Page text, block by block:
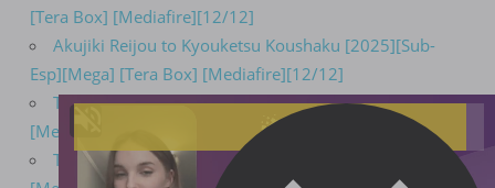
[Tera Box] [Mediafire][12/12]
Akujiki Reijou to Kyouketsu Koushaku [2025][Sub-
Esp][Mega] [Tera Box] [Mediafire][12/12]
Towa no Yuugure [2025][Sub-Esp][Mega] [Tera Box]
[Mediafire][13/13]
Taiyou yori mo Mabushii Hoshi [2025][Sub-Esp]